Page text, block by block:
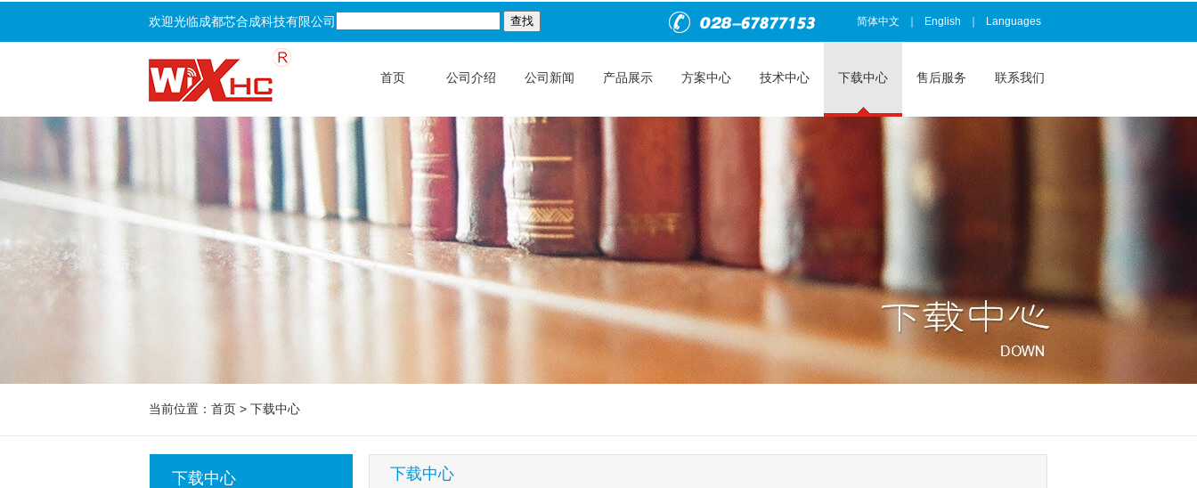
欢迎光临成都芯合成科技有限公司 简体中文 English Languages
首页 公司介绍 公司新闻 产品展示 方案中心 技术中心 下载中心 售后服务 联系我们
当前位置： 首页 > 下载中心
下载中心 下载中心